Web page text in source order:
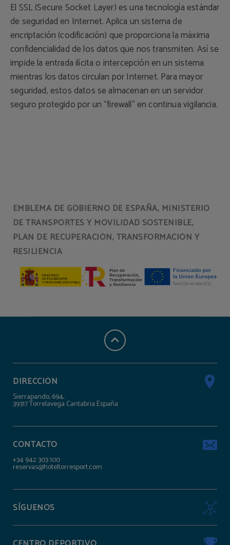
El SSL (Secure Socket Layer) es una tecnología estándar
de seguridad en Internet. Aplica un sistema de
encriptación (codificación) que proporciona la máxima
confidencialidad de los datos que nos transmiten. Así se
impide la entrada ilícita o intercepción en un sistema
mientras los datos circulan por Internet. Para mayor
seguridad, estos datos se almacenan en un servidor
seguro protegido por un “firewall” en continua vigilancia.
EMBLEMA DE GOBIERNO DE ESPAÑA, MINISTERIO
DE TRANSPORTES Y MOVILIDAD SOSTENIBLE,
PLAN DE RECUPERACIÓN, TRANSFORMACIÓN Y
RESILIENCIA
DIRECCIÓN
Sierrapando, 694,
39317 Torrelavega Cantabria España
CONTACTO
+34 942 303 100
reservas@hoteltorresport.com
SÍGUENOS